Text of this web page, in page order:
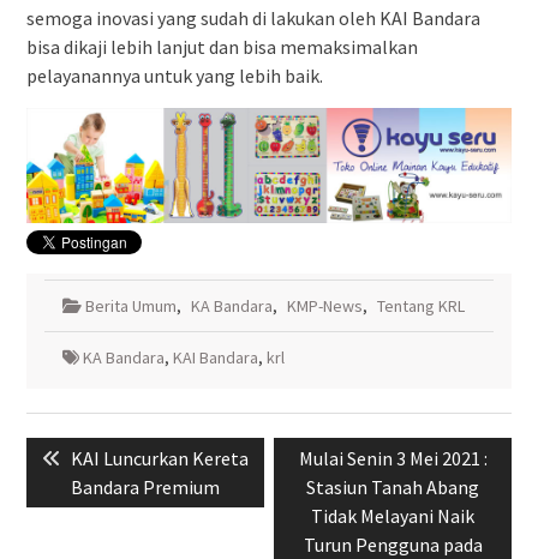
semoga inovasi yang sudah di lakukan oleh KAI Bandara
bisa dikaji lebih lanjut dan bisa memaksimalkan
pelayanannya untuk yang lebih baik.
Berita Umum, KA Bandara, KMP-News, Tentang KRL
KA Bandara, KAI Bandara, krl
Navigasi
pos Previous
post:
KAI Luncurkan Kereta
Bandara Premium
Next
post:
Mulai Senin 3 Mei 2021 :
Stasiun Tanah Abang
Tidak Melayani Naik
Turun Pengguna pada